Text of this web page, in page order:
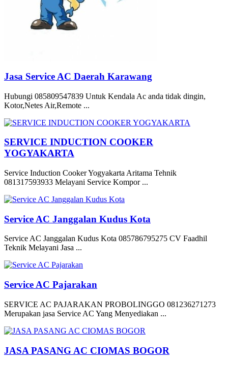
Jasa Service AC Daerah Karawang
Hubungi 085809547839 Untuk Kendala Ac anda tidak dingin,
Kotor,Netes Air,Remote ...
SERVICE INDUCTION COOKER
YOGYAKARTA
Service Induction Cooker Yogyakarta Aritama Tehnik
081317593933 Melayani Service Kompor ...
Service AC Janggalan Kudus Kota
Service AC Janggalan Kudus Kota 085786795275 CV Faadhil
Teknik Melayani Jasa ...
Service AC Pajarakan
SERVICE AC PAJARAKAN PROBOLINGGO 081236271273
Merupakan jasa Service AC Yang Menyediakan ...
JASA PASANG AC CIOMAS BOGOR